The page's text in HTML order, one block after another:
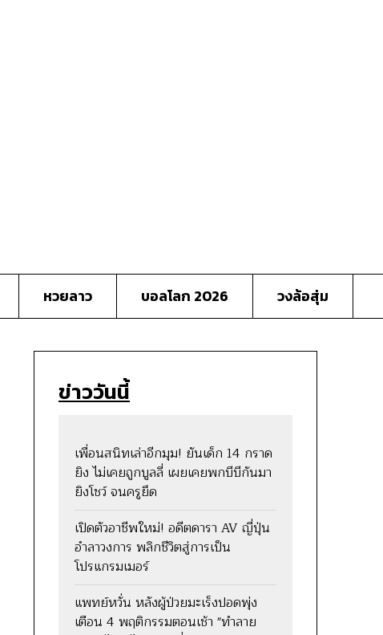
หวยลาว บอลโลก 2026 วงล้อสุ่ม
ข่าววันนี้
เพื่อนสนิทเล่าอีกมุม! ยันเด็ก 14 กราด
ยิง ไม่เคยถูกบูลลี่ เผยเคยพกบีบีกันมา
ยิงโชว์ จนครูยึด
เปิดตัวอาชีพใหม่! อดีตดารา AV ญี่ปุ่น
อำลาวงการ พลิกชีวิตสู่การเป็น
โปรแกรมเมอร์
แพทย์หวั่น หลังผู้ป่วยมะเร็งปอดพุ่ง
เตือน 4 พฤติกรรมตอนเช้า "ทำลาย